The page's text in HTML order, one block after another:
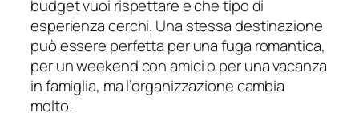
budget vuoi rispettare e che tipo di
esperienza cerchi. Una stessa destinazione
può essere perfetta per una fuga romantica,
per un weekend con amici o per una vacanza
in famiglia, ma l’organizzazione cambia
molto.